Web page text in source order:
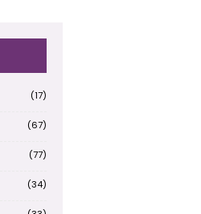
(17)
(67)
(77)
(34)